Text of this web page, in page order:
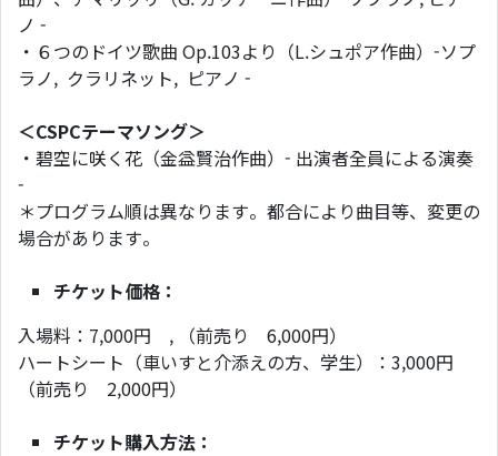
ノ -
・６つのドイツ歌曲 Op.103より（L.シュポア作曲）-ソプ
ラノ, クラリネット, ピアノ -
＜CSPCテーマソング＞
・碧空に咲く花（金益賢治作曲）- 出演者全員による演奏
-
＊プログラム順は異なります。都合により曲目等、変更の
場合があります。
チケット価格：
入場料：7,000円 , （前売り 6,000円）
ハートシート（車いすと介添えの方、学生）：3,000円
（前売り 2,000円）
チケット購入方法：